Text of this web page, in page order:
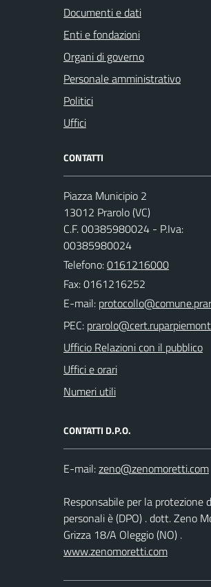
Documenti e dati
Enti e fondazioni
Organi di governo
Personale amministrativo
Politici
Uffici
CONTATTI
Piazza Municipio 2
13012 Prarolo (VC)
C.F. 00385980024 - P.Iva:
00385980024
Telefono:0161216000
Fax: 0161216252
E-mail:
PEC:
Ufficio Relazioni con il pubblico
Uffici e orari
Numeri utili
CONTATTI D.P.O.
E-mail:
Responsabile per la protezione
personali è (DPO) . dott. Zeno
Grizza 18/A Oleggio (NO) .
www.zenomoretti.com